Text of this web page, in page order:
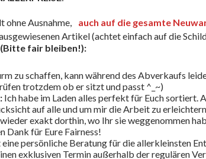
ohne Ausnahme, auch auf die gesamte
Artikel (achtet einfach auf die
fair bleiben!):
zu schaffen, kann während des Abverkaufs
trotzdem ob er sitzt und passt ^_~)
Ich habe im Laden alles perfekt für Euch sortiert.
auf alle und um mir die Arbeit zu
exakt dorthin, wo Ihr sie weggenommen
Dank für Eure Fairness!
persönliche Beratung für die allerkleinsten
exklusiven Termin außerhalb der regulären